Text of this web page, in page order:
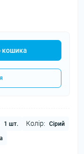
кошика
1 шт. Колір: Сірий